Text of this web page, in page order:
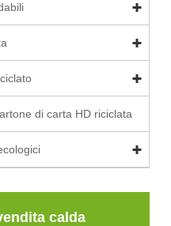
di carta HD riciclata
calda